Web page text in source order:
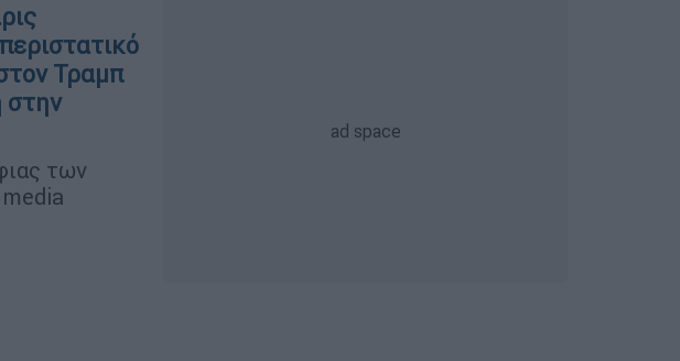
Τραμπ
στην
των